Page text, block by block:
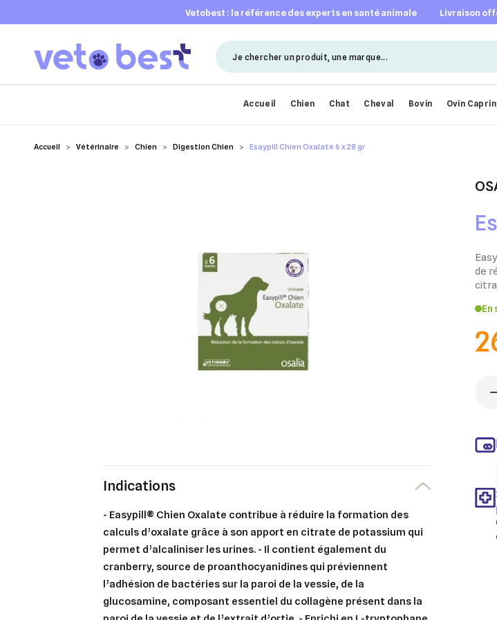
vetobest : la référence des experts en santé animale livraison
Accueil Chien Chat Cheval Bovin Ovin Caprin
Accueil Vétérinaire Chien Digestion Chien Esaypill Chien Oxalate 6 x 28 gr
de
En
-
Indications
- Easypill® Chien Oxalate contribue à réduire la formation des
calculs d’oxalate grâce à son apport en citrate de potassium qui
permet d’alcaliniser les urines. - Il contient également du
cranberry, source de proanthocyanidines qui préviennent
l’adhésion de bactéries sur la paroi de la vessie, de la
glucosamine, composant essentiel du collagène présent dans la